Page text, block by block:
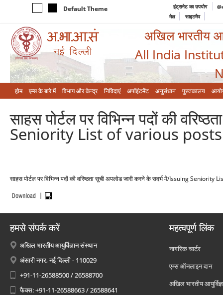
Default Theme इंट्रानेट का उपयोग
मेल
साइटमैप
अखिल भारतीय
All India
होम एम्‍स के बारे में विभाग और केन्‍द्र निविदाएं अपॉइंटमेंट अनुसंधान पुस्तकालय
साहस पोर्टल पर विभिन्न पदों की
Seniority List of various
साहस पोर्टल पर विभिन्न पदों की वरिष्ठता सूची अपलोड जारी करने के सदर्भ में/Issuing
हमसे संपर्क करें
अखिल भारतीय आयुर्विज्ञान संस्थान
अंसारी नगर, नई दिल्ली - 110029
+91-11-26588500 / 26588700
फैक्स: +91-11-26588663 / 26588641
महत्वपूर्ण लिंक
नागरिक चार्टर
एम्स ऑनलाइन दान
अखिल भारतीय